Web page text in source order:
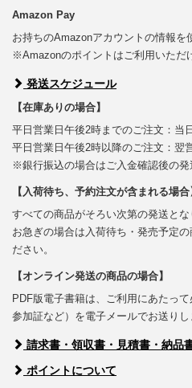
Amazon Pay
お持ちのAmazonアカウントの情報を
※Amazonのポイントはご利用いただ
発送スケジュール
【在庫ありの場合】
平日営業日午後2時までのご注文：当
平日営業日午後2時以降のご注文：翌
※銀行振込の場合はご入金確認後の発
【入荷待ち、予約注文が含まれる場合
すべての商品がそろい次第の発送とな
お急ぎの場合は入荷待ち・発売予定
ださい。
【オンライン発送の商品の場合】
PDF版電子書籍は、ご利用にあたっ
参加証など）を電子メールでお送りし
請求書・領収書・見積書・納品
ポイントについて